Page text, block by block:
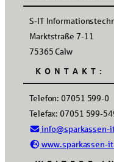
S-IT
Marktstraße 7-11
75365 Calw
KONTAKT:
Telefon: 07051 599-0
Telefax: 07051 599-
info@sparkassen-
www.sparkassen-